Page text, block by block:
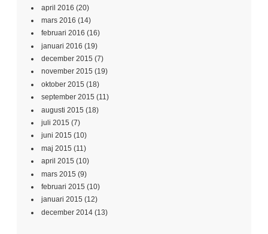
april 2016 (20)
mars 2016 (14)
februari 2016 (16)
januari 2016 (19)
december 2015 (7)
november 2015 (19)
oktober 2015 (18)
september 2015 (11)
augusti 2015 (18)
juli 2015 (7)
juni 2015 (10)
maj 2015 (11)
april 2015 (10)
mars 2015 (9)
februari 2015 (10)
januari 2015 (12)
december 2014 (13)